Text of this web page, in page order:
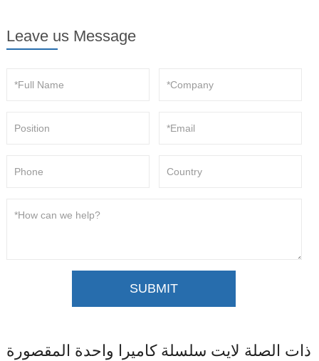
Leave us Message
SUBMIT
ذات الصلة لايت سلسلة كاميرا واحدة المقصورة